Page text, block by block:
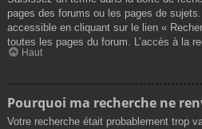
pages des forums ou les pages de
accessible en cliquant sur le lien «
toutes les pages du forum. L’accès à la
Haut
Pourquoi ma recherche ne
Votre recherche était probablement trop